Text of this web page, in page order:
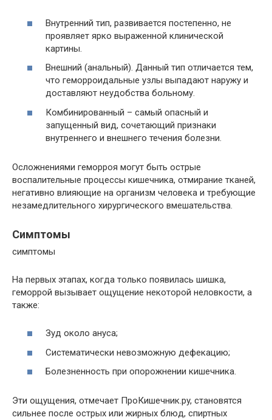
Внутренний тип, развивается постепенно, не
проявляет ярко выраженной клинической
картины.
Внешний (анальный). Данный тип отличается тем,
что геморроидальные узлы выпадают наружу и
доставляют неудобства больному.
Комбинированный – самый опасный и
запущенный вид, сочетающий признаки
внутреннего и внешнего течения болезни.
Осложнениями геморроя могут быть острые
воспалительные процессы кишечника, отмирание тканей,
негативно влияющие на организм человека и требующие
незамедлительного хирургического вмешательства.
Симптомы
симптомы
На первых этапах, когда только появилась шишка,
геморрой вызывает ощущение некоторой неловкости, а
также:
Зуд около ануса;
Систематически невозможную дефекацию;
Болезненность при опорожнении кишечника.
Эти ощущения, отмечает ПpoКишечник.py, становятся
сильнее после острых или жирных блюд, спиртных